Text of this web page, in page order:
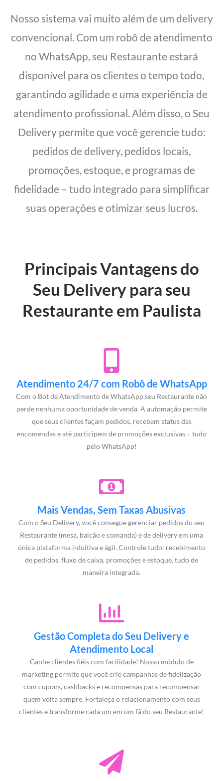
Nosso sistema vai muito além de um delivery
convencional. Com um robô de atendimento
no WhatsApp, seu Restaurante estará
disponível para os clientes o tempo todo,
garantindo agilidade e uma experiência de
atendimento profissional. Além disso, o Seu
Delivery permite que você gerencie tudo:
pedidos de delivery, pedidos locais,
promoções, estoque, e programas de
fidelidade – tudo integrado para simplificar
suas operações e otimizar seus lucros.
Principais Vantagens do
Seu Delivery para seu
Restaurante em Paulista
Atendimento 24/7 com Robô de WhatsApp
Com o Bot de Atendimento de WhatsApp,seu Restaurante não
perde nenhuma oportunidade de venda. A automação permite
que seus clientes façam pedidos, recebam status das
encomendas e até participem de promoções exclusivas – tudo
pelo WhatsApp!
Mais Vendas, Sem Taxas Abusivas
Com o Seu Delivery, você consegue gerenciar pedidos do seu
Restaurante (mesa, balcão e comanda) e de delivery em uma
única plataforma intuitiva e ágil. Controle tudo: recebimento
de pedidos, fluxo de caixa, promoções e estoque, tudo de
maneira integrada.
Gestão Completa do Seu Delivery e
Atendimento Local
Ganhe clientes fiéis com facilidade! Nosso módulo de
marketing permite que você crie campanhas de fidelização
com cupons, cashbacks e recompensas para recompensar
quem volta sempre. Fortaleça o relacionamento com seus
clientes e transforme cada um em um fã do seu Restaurante!